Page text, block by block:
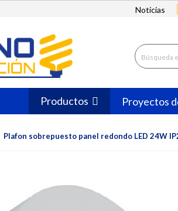
Noticias
Productos Proyectos
Plafon sobrepuesto panel redondo LED 24W